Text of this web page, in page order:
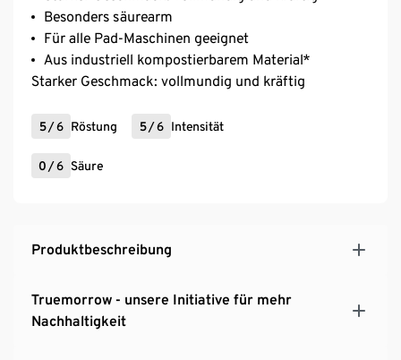
Besonders säurearm
Für alle Pad-Maschinen geeignet
Aus industriell kompostierbarem Material*
Starker Geschmack: vollmundig und kräftig
5 /6 Röstung 5 /6 Intensität
0 /6 Säure
Produktbeschreibung
Truemorrow - unsere Initiative für mehr
Nachhaltigkeit